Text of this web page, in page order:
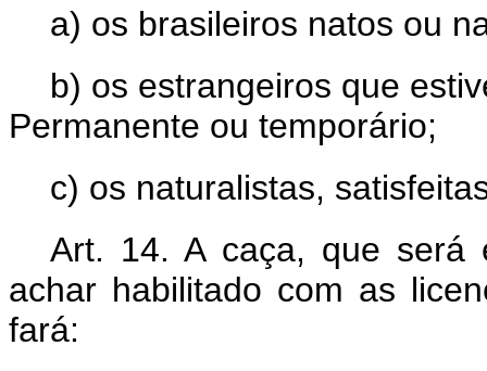
a) os brasileiros natos ou
b) os estrangeiros que
Permanente ou temporário;
c) os naturalistas,
Art. 14. A caça, que será
achar habilitado com as
fará: